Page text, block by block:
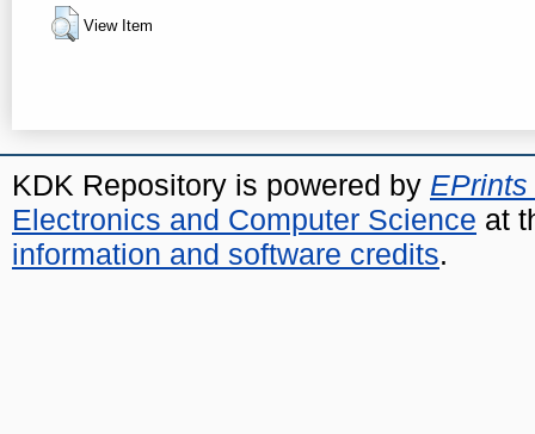
View Item
KDK Repository is powered by EPrints
Electronics and Computer Science at
information and software credits.